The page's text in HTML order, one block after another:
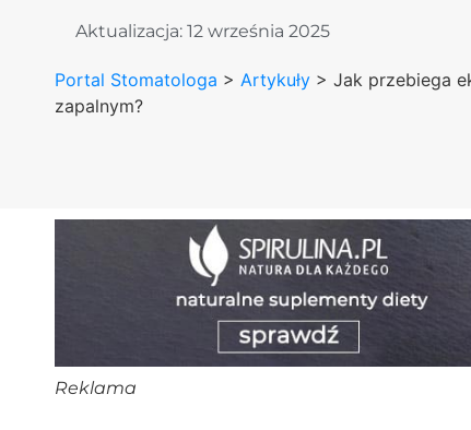
Aktualizacja:12 września 2025
Portal Stomatologa >Artykuły >Jak przebiega
zapalnym?
Reklama